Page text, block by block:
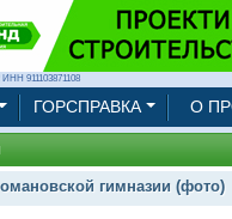
911103871108
ГОРСПРАВКА О
гимназии (фото)